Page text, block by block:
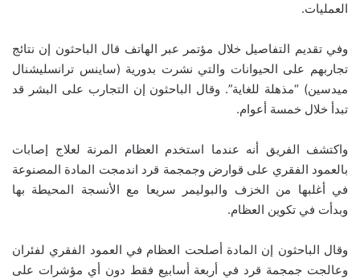
العمليات.
وفي تقديم التفاصيل خلال مؤتمر عبر الهاتف قال الباحثون إن نتائج
تجاربهم على الحيوانات والتي نشرت بدورية (ساينس ترانسليشنال
ميدسين) “مذهلة للغاية”. وقال الباحثون إن التجارب على البشر قد
تبدأ خلال خمسة أعوام.
واكتشف الفريق أنه عندما استخدم العظام المرنة لعلاج إصابات
بالعمود الفقري على قوارض وجمجمة قرد اندمجت المادة المصنوعة
في أغلبها من الخزف والبوليمر سريعا مع الأنسجة المحيطة بها
وبدأت في تكوين العظام.
وقال الباحثون إن المادة أصلحت العظام في العمود الفقري لفئران
وعالجت جمجمة قرد في أربعة أسابيع فقط دون أي مؤشرات على